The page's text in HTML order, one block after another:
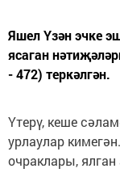
Яшел Үзән эчке
ясаган
- 472) теркәлгән.
Үтерү, кеше
урлаулар
очраклары, ялган